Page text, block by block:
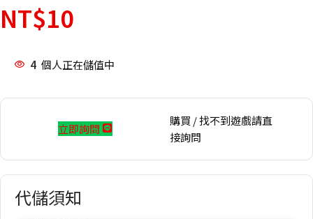
NT$10
4 個人正在儲值中
立即詢問
購買 / 找不到遊戲請直
接詢問
代儲須知